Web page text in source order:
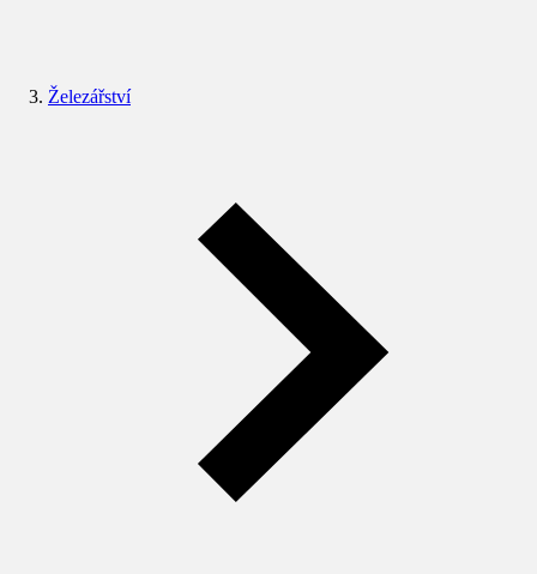
Železářství